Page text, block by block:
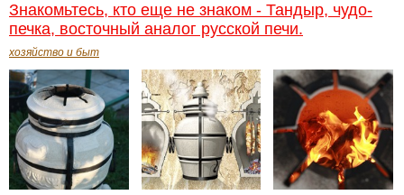
Знакомьтесь, кто еще не знаком - Тандыр, чудо-
печка, восточный аналог русской печи.
хозяйство и быт